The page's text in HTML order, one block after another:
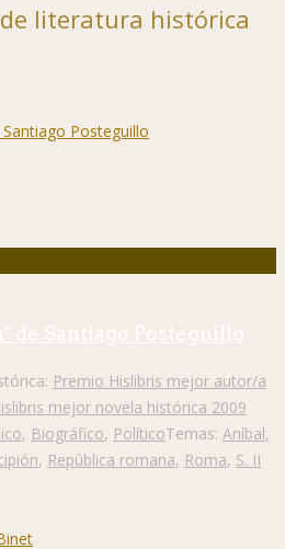
literatura histórica
de Santiago Posteguillo
Premio Hislibris mejor autor/a
mejor novela histórica 2009
, Biográfico, PolíticoTemas: Aníbal,
, República romana, Roma, S. II